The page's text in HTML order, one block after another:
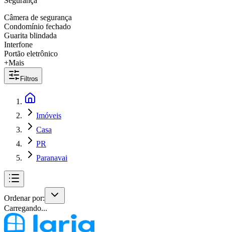
Câmera de segurança
Condomínio fechado
Guarita blindada
Interfone
Portão eletrônico
+Mais
Filtros
Imóveis
Casa
PR
Paranavai
Ordenar por:
Carregando...